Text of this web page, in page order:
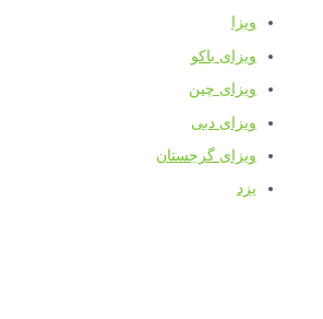
ویزا
ویزای باکو
ویزای چین
ویزای دبی
ویزای گرجستان
یزد